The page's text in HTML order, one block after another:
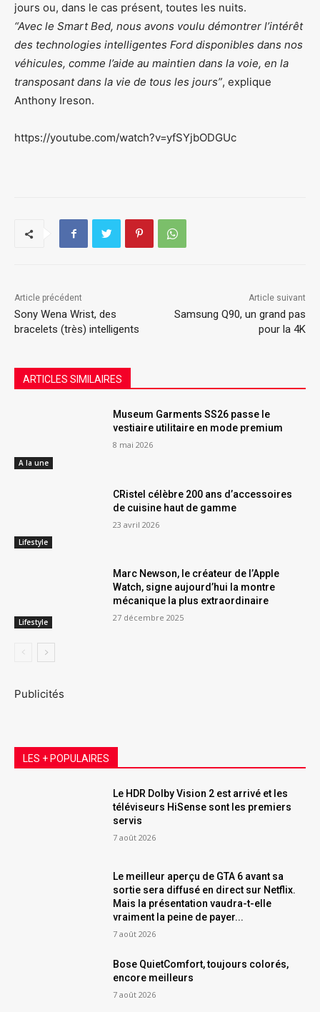
jours ou, dans le cas présent, toutes les nuits.
“Avec le Smart Bed, nous avons voulu démontrer l’intérêt
des technologies intelligentes Ford disponibles dans nos
véhicules, comme l’aide au maintien dans la voie, en la
transposant dans la vie de tous les jours”, explique
Anthony Ireson.
https://youtube.com/watch?v=yfSYjbODGUc
Article précédent
Sony Wena Wrist, des
bracelets (très) intelligents
Article suivant
Samsung Q90, un grand pas
pour la 4K
ARTICLES SIMILAIRES
A la une
Museum Garments SS26 passe le
vestiaire utilitaire en mode premium
8 mai 2026
Lifestyle
CRistel célèbre 200 ans d’accessoires
de cuisine haut de gamme
23 avril 2026
Lifestyle
Marc Newson, le créateur de l’Apple
Watch, signe aujourd’hui la montre
mécanique la plus extraordinaire
27 décembre 2025
Publicités
LES + POPULAIRES
Le HDR Dolby Vision 2 est arrivé et les
téléviseurs HiSense sont les premiers
servis
7 août 2026
Le meilleur aperçu de GTA 6 avant sa
sortie sera diffusé en direct sur Netflix.
Mais la présentation vaudra-t-elle
vraiment la peine de payer...
7 août 2026
Bose QuietComfort, toujours colorés,
encore meilleurs
7 août 2026